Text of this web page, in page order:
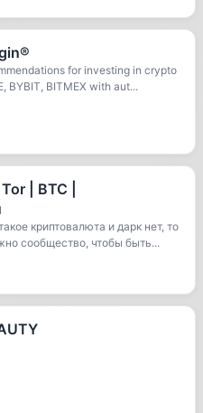
for investing in crypto
BYBIT, BITMEX with aut...
| BTC |
криптовалюта и дарк нет, то
сообщество, чтобы быть...